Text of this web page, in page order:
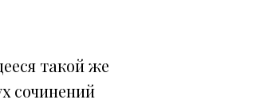
такой же
сочинений